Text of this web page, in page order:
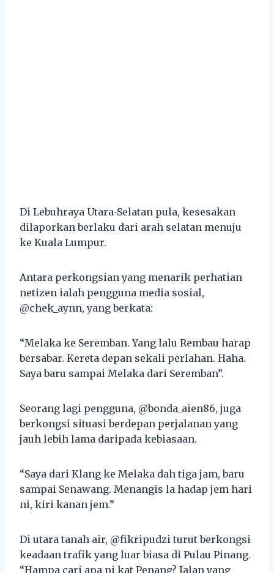
Di Lebuhraya Utara-Selatan pula, kesesakan
dilaporkan berlaku dari arah selatan menuju
ke Kuala Lumpur.
Antara perkongsian yang menarik perhatian
netizen ialah pengguna media sosial,
@chek_aynn, yang berkata:
“Melaka ke Seremban. Yang lalu Rembau harap
bersabar. Kereta depan sekali perlahan. Haha.
Saya baru sampai Melaka dari Seremban”.
Seorang lagi pengguna, @bonda_aien86, juga
berkongsi situasi berdepan perjalanan yang
jauh lebih lama daripada kebiasaan.
“Saya dari Klang ke Melaka dah tiga jam, baru
sampai Senawang. Menangis la hadap jem hari
ni, kiri kanan jem.”
Di utara tanah air, @fikripudzi turut berkongsi
keadaan trafik yang luar biasa di Pulau Pinang.
“Hampa cari apa ni kat Penang? Jalan yang